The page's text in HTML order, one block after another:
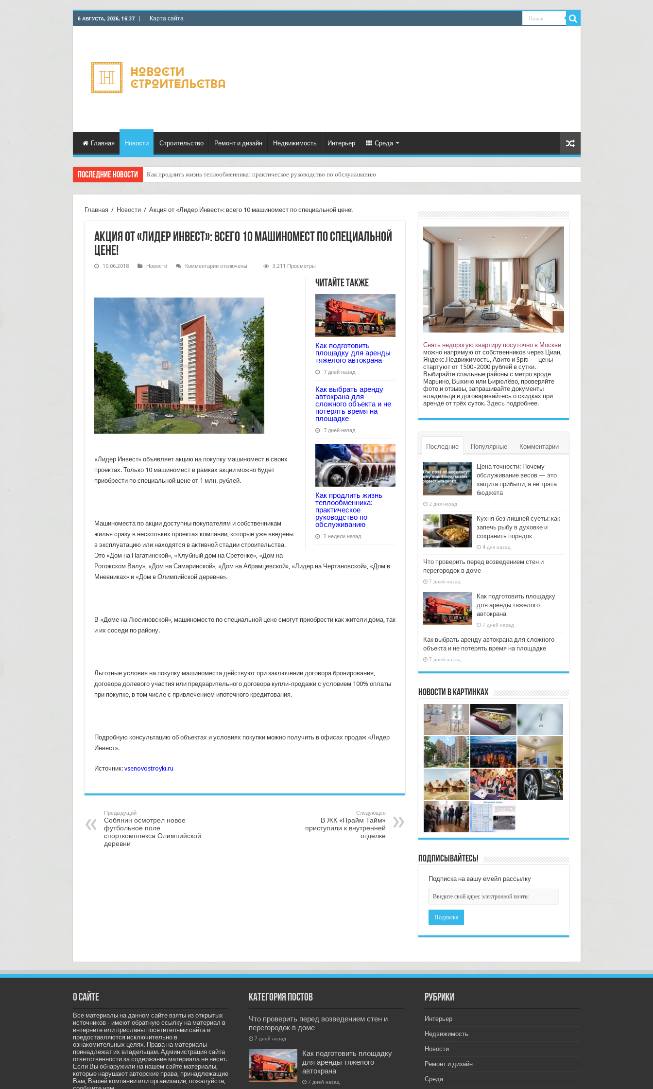
6 АВГУСТА, 2026, 16:37 Карта сайта
Главная Новости Строительство Ремонт и дизайн Недвижимость Интерьер Среда
Последние новости Как продлить жизнь теплообменника: практическое руководство по обслуживанию
Горбыль как дрова: недооценённый ресурс для тепла, экономии и творчества
Главная / Новости / Акция от «Лидер Инвест»: всего 10 машиномест по специальной цене!
Акция от «Лидер Инвест»: всего 10 машиномест по специальной
цене!
10.06.2018 Новости Комментариик
Инвест»:
всего
машиномест
по
специальной
цене!
отключены 3,211 Просмотры
Читайте также
Как подготовить
площадку для аренды
тяжелого автокрана
7 дней назад
Как выбрать аренду
автокрана для
сложного объекта и не
потерять время на
площадке
7 дней назад
Как продлить жизнь
теплообменника:
практическое
руководство по
обслуживанию
2 недели назад
«Лидер Инвест» объявляет акцию на покупку машиномест в своих
проектах. Только 10 машиномест в рамках акции можно будет
приобрести по специальной цене от 1 млн. рублей.
Машиноместа по акции доступны покупателям и собственникам
жилья сразу в нескольких проектах компании, которые уже введены
в эксплуатацию или находятся в активной стадии строительства.
Это «Дом на Нагатинской», «Клубный дом на Сретенке», «Дом на
Рогожском Валу», «Дом на Самаринской», «Дом на Абрамцевской», «Лидер на Чертановской», «Дом в
Мневниках» и «Дом в Олимпийской деревне».
В «Доме на Люсиновской», машиноместо по специальной цене смогут приобрести как жители дома, так
и их соседи по району.
Льготные условия на покупку машиноместа действуют при заключении договора бронирования,
договора долевого участия или предварительного договора купли-продажи с условием 100% оплаты
при покупке, в том числе с привлечением ипотечного кредитования.
Подробную консультацию об объектах и условиях покупки можно получить в офисах продаж «Лидер
Инвест».
Источник: vsenovostroyki.ru
Предыдущий
Собянин осмотрел новое
футбольное поле
спорткомплекса Олимпийской
деревни
Следующее
В ЖК «Прайм Тайм»
приступили к внутренней
отделке
Снять недорогую квартиру посуточно в Москве
можно напрямую от собственников через Циан,
Яндекс.Недвижимость, Авито и Spiti — цены
стартуют от 1500–2000 рублей в сутки.
Выбирайте спальные районы с метро вроде
Марьино, Выхино или Бирюлёво, проверяйте
фото и отзывы, запрашивайте документы
владельца и договаривайтесь о скидках при
аренде от трёх суток. Здесьподробнее.
Последние Популярные Комментарии
Цена точности: Почему
обслуживание весов — это
защита прибыли, а не трата
бюджета
2 дня назад
Кухня без лишней суеты: как
запечь рыбу в духовке и
сохранить порядок
4 дня назад
Что проверить перед возведением стен и
перегородок в доме
7 дней назад
Как подготовить площадку
для аренды тяжелого
автокрана
7 дней назад
Как выбрать аренду автокрана для сложного
объекта и не потерять время на площадке
7 дней назад
Новости в картинках
Подписывайтесь!
Подписка на вашу емейл рассылку
О сайте
Все материалы на данном сайте взяты из открытых
источников - имеют обратную ссылку на материал в
интернете или присланы посетителями сайта и
предоставляются исключительно в
ознакомительных целях. Права на материалы
принадлежат их владельцам. Администрация сайта
ответственности за содержание материала не несет.
Если Вы обнаружили на нашем сайте материалы,
которые нарушают авторские права, принадлежащие
Вам, Вашей компании или организации, пожалуйста,
Категория постов
Что проверить перед возведением стен и
перегородок в доме
7 дней назад
Как подготовить площадку
для аренды тяжелого
автокрана
7 дней назад
РУбрики
Интерьер
Недвижимость
Новости
Ремонт и дизайн
Среда